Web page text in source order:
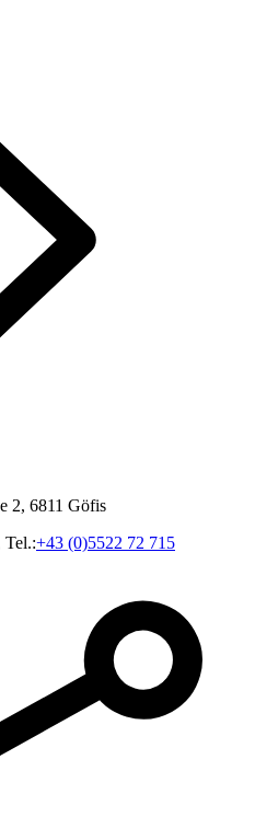
2, 6811 Göfis
Tel.:+43 (0)5522 72 715